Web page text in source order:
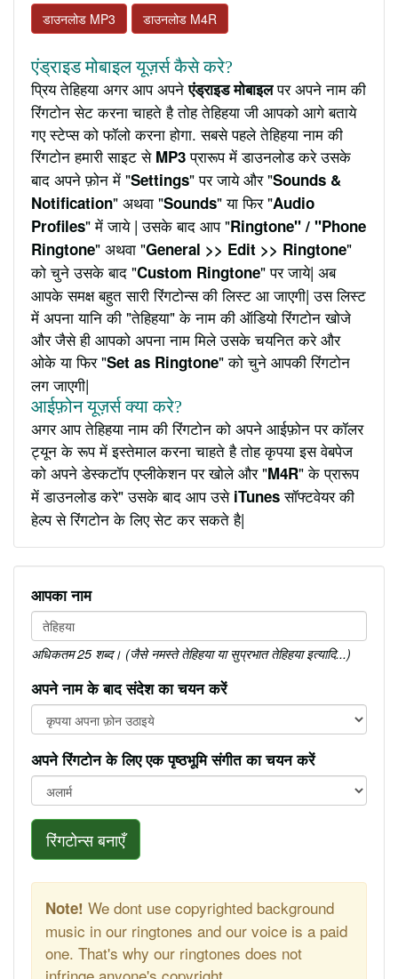
डाउनलोड MP3 डाउनलोड M4R
एंड्राइड मोबाइल यूज़र्स कैसे करे?
प्रिय तेहिहया अगर आप अपनेएंड्राइड मोबाइलपर अपने नाम की
रिंगटोन सेट करना चाहते है तोह तेहिहया जी आपको आगे बताये
गए स्टेप्स को फॉलो करना होगा. सबसे पहले तेहिहया नाम की
रिंगटोन हमारी साइट से MP3प्रारूप में डाउनलोड करे उसके
बाद अपने फ़ोन में "Settings" पर जाये और "Sounds &
Notification" अथवा "Sounds" या फिर "Audio
Profiles" में जाये | उसके बाद आप "Ringtone" / "Phone
Ringtone" अथवा "General >> Edit >> Ringtone"
को चुने उसके बाद "Custom Ringtone" पर जाये| अब
आपके समक्ष बहुत सारी रिंगटोन्स की लिस्ट आ जाएगी| उस लिस्ट
में अपना यानि की "तेहिहया" के नाम की ऑडियो रिंगटोन खोजे
और जैसे ही आपको अपना नाम मिले उसके चयनित करे और
ओके या फिर "Set as Ringtone" को चुने आपकी रिंगटोन
लग जाएगी|
आईफ़ोन यूज़र्स क्या करे?
अगर आप तेहिहया नाम की रिंगटोन को अपने आईफ़ोन पर कॉलर
ट्यून के रूप में इस्तेमाल करना चाहते है तोह कृपया इस वेबपेज
को अपने डेस्कटॉप एप्लीकेशन पर खोले और "M4R" के प्रारूप
में डाउनलोड करे" उसके बाद आप उसे iTunesसॉफ्टवेयर की
हेल्प से रिंगटोन के लिए सेट कर सकते है|
आपका नाम
अधिकतम 25 शब्द। (जैसे नमस्ते तेहिहया या सुप्रभात तेहिहया इत्यादि...)
अपने नाम के बाद संदेश का चयन करें
अपने रिंगटोन के लिए एक पृष्ठभूमि संगीत का चयन करें
रिंगटोन्स बनाएँ
Note! We dont use copyrighted background
music in our ringtones and our voice is a paid
one. That's why our ringtones does not
infringe anyone's copyright.